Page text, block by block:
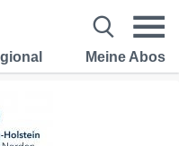
Meine Abos